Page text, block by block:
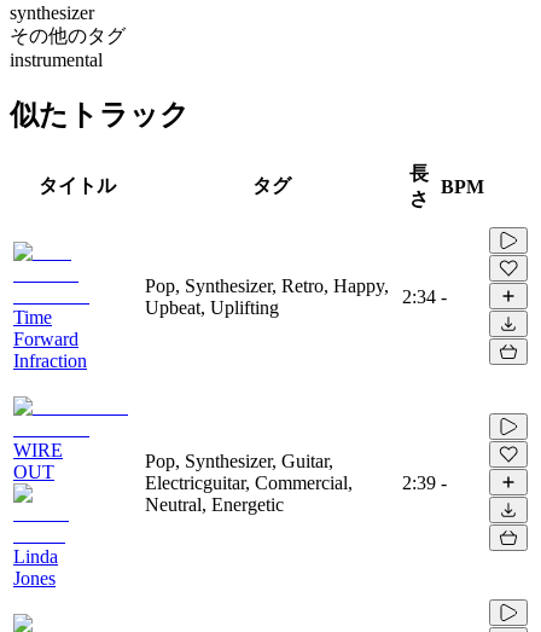
synthesizer
その他のタグ
instrumental
似たトラック
タイトル タグ
長
さ
BPM
Time
Forward
Infraction
Pop, Synthesizer, Retro, Happy,
Upbeat, Uplifting
2:34 -
WIRE
OUT
Linda
Jones
Pop, Synthesizer, Guitar,
Electricguitar, Commercial,
Neutral, Energetic
2:39 -